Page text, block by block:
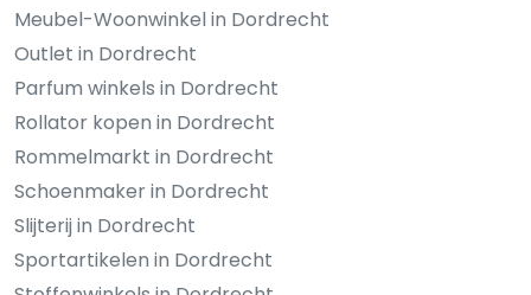
Meubel-Woonwinkel in Dordrecht
Outlet in Dordrecht
Parfum winkels in Dordrecht
Rollator kopen in Dordrecht
Rommelmarkt in Dordrecht
Schoenmaker in Dordrecht
Slijterij in Dordrecht
Sportartikelen in Dordrecht